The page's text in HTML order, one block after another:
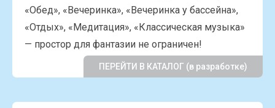
«Обед», «Вечеринка», «Вечеринка у бассейна»,
«Отдых», «Медитация», «Классическая музыка»
— простор для фантазии не ограничен!
ПЕРЕЙТИ В КАТАЛОГ (в разработке)